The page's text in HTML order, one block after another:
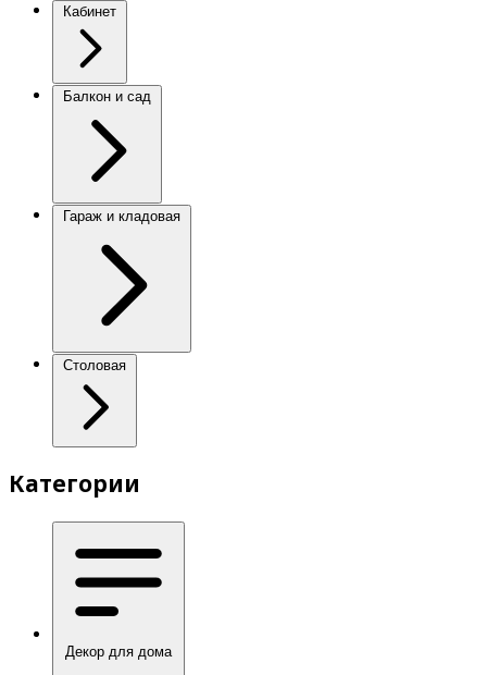
Кабинет
Балкон и сад
Гараж и кладовая
Столовая
Категории
Декор для дома